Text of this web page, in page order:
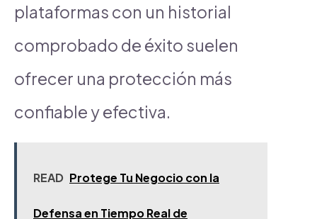
plataformas con un historial
comprobado de éxito suelen
ofrecer una protección más
confiable y efectiva.
READ Protege Tu Negocio con la
Defensa en Tiempo Real de